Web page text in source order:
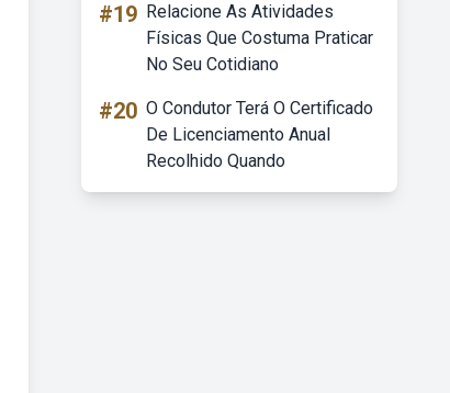
#19 Relacione As Atividades
Físicas Que Costuma Praticar
No Seu Cotidiano
#20 O Condutor Terá O Certificado
De Licenciamento Anual
Recolhido Quando